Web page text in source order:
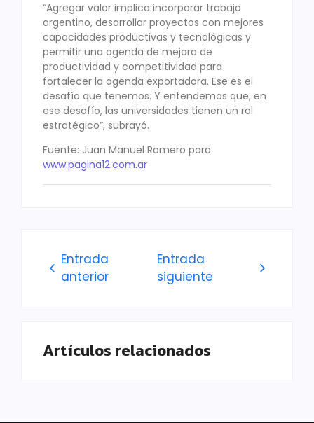
“Agregar valor implica incorporar trabajo
argentino, desarrollar proyectos con mejores
capacidades productivas y tecnológicas y
permitir una agenda de mejora de
productividad y competitividad para
fortalecer la agenda exportadora. Ese es el
desafío que tenemos. Y entendemos que, en
ese desafío, las universidades tienen un rol
estratégico”, subrayó.
Fuente: Juan Manuel Romero para
www.pagina12.com.ar
Entrada
anterior
Entrada
siguiente
Artículos relacionados